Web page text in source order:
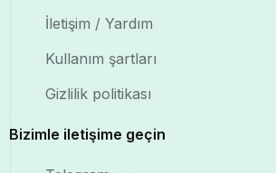
İletişim / Yardım
Kullanım şartları
Gizlilik politikası
Bizimle iletişime geçin